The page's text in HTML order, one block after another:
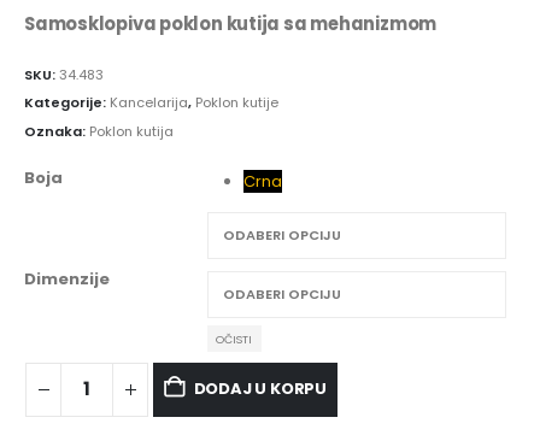
Samosklopiva poklon kutija sa mehanizmom
SKU:34.483
Kategorije: Kancelarija, Poklon kutije
Oznaka: Poklon kutija
Boja Crna
Dimenzije
OČISTI
DODAJ U KORPU